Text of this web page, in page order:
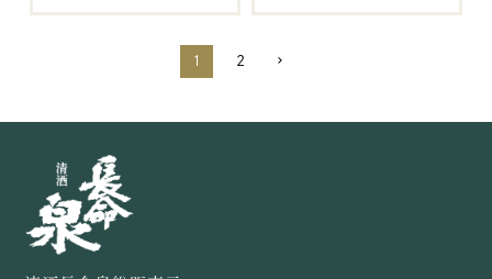
1 2